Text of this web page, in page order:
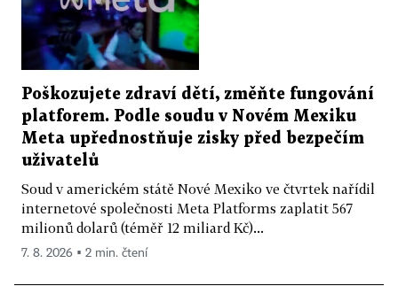
Poškozujete zdraví dětí, změňte fungování
platforem. Podle soudu v Novém Mexiku
Meta upřednostňuje zisky před bezpečím
uživatelů
Soud v americkém státě Nové Mexiko ve čtvrtek nařídil
internetové společnosti Meta Platforms zaplatit 567
milionů dolarů (téměř 12 miliard Kč)...
7. 8. 2026 ▪ 2 min. čtení